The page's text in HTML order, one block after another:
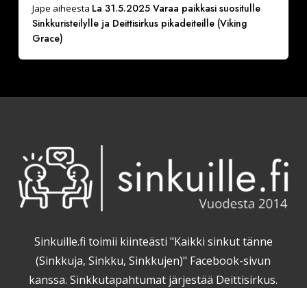
Jape aiheesta La 31.5.2025 Varaa paikkasi suositulle
Sinkkuristeilylle ja Deittisirkus pikadeiteille (Viking
Grace)
Sinkuille.fi toimii kiinteästi "Kaikki sinkut tänne
(Sinkkuja, Sinkku, Sinkkujen)" Facebook-sivun
kanssa. Sinkkutapahtumat järjestää Deittisirkus.